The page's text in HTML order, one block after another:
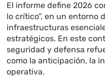
El informe define 2026
lo crítico”, en un entorno
infraestructuras
estratégicos. En este
seguridad y defensa
como la anticipación, la
operativa.